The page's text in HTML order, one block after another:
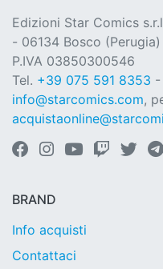
Edizioni Star Comics
- 06134 Bosco (Perugia)
P.IVA 03850300546
Tel. +39 075 591 8353 -
info@starcomics.com,
BRAND
Info acquisti
Contattaci